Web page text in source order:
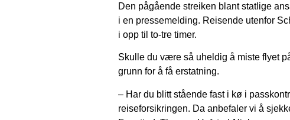
Den pågående streiken blant statlige
i en pressemelding. Reisende utenfor
i opp til to-tre timer.
Skulle du være så uheldig å miste flyet
grunn for å få erstatning.
– Har du blitt stående fast i kø i
reiseforsikringen. Da anbefaler vi å